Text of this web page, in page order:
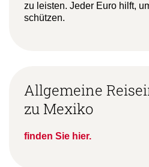
zu leisten. Jeder Euro hilft,
schützen.
Allgemeine
zu Mexiko
finden Sie hier.